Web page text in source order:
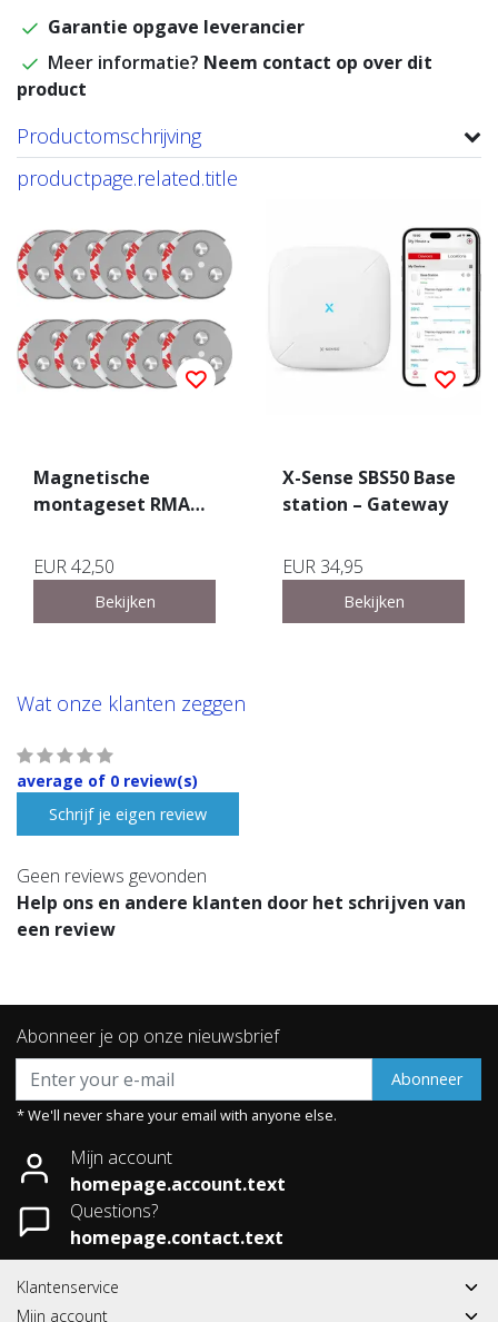
Garantie opgave leverancier
Meer informatie? Neem contact op over dit
product
Productomschrijving
productpage.related.title
Magnetische
montageset RMAX-
EUR 42,50
Bekijken
X-Sense SBS50 Base
station – Gateway
EUR 34,95
Bekijken
Wat onze klanten zeggen
average of 0 review(s)
Schrijf je eigen review
Geen reviews gevonden
Help ons en andere klanten door het schrijven van
een review
Abonneer je op onze nieuwsbrief
Abonneer
* We'll never share your email with anyone else.
Mijn account
homepage.account.text
Questions?
homepage.contact.text
Klantenservice
Mijn account